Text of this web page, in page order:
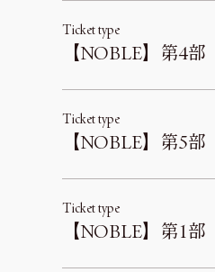
Ticket type
【NOBLE】第4
Ticket type
【NOBLE】第5
Ticket type
【NOBLE】第1